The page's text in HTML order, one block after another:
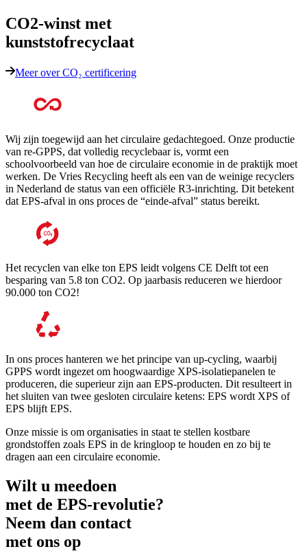
CO2-winst met
kunststofrecyclaat
Meer over CO₂ certificering
Wij zijn toegewijd aan het circulaire gedachtegoed. Onze productie
van re-GPPS, dat volledig recyclebaar is, vormt een
schoolvoorbeeld van hoe de circulaire economie in de praktijk moet
werken. De Vries Recycling heeft als een van de weinige recyclers
in Nederland de status van een officiële R3-inrichting. Dit betekent
dat EPS-afval in ons proces de “einde-afval” status bereikt.
Het recyclen van elke ton EPS leidt volgens CE Delft tot een
besparing van 5.8 ton CO2. Op jaarbasis reduceren we hierdoor
90.000 ton CO2!
In ons proces hanteren we het principe van up-cycling, waarbij
GPPS wordt ingezet om hoogwaardige XPS-isolatiepanelen te
produceren, die superieur zijn aan EPS-producten. Dit resulteert in
het sluiten van twee gesloten circulaire ketens: EPS wordt XPS of
EPS blijft EPS.
Onze missie is om organisaties in staat te stellen kostbare
grondstoffen zoals EPS in de kringloop te houden en zo bij te
dragen aan een circulaire economie.
Wilt u meedoen
met de EPS-revolutie?
Neem dan contact
met ons op